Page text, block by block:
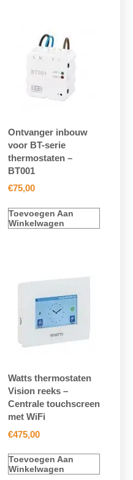
Ontvanger inbouw
voor BT-serie
thermostaten –
BT001
€75,00
Toevoegen Aan
Winkelwagen
Watts thermostaten
Vision reeks –
Centrale touchscreen
met WiFi
€475,00
Toevoegen Aan
Winkelwagen